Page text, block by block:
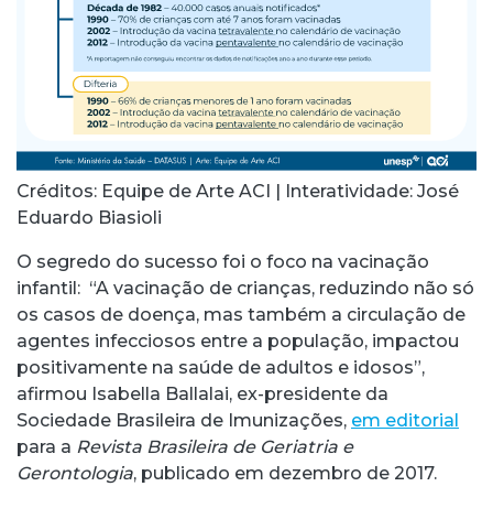
Créditos: Equipe de Arte ACI | Interatividade: José
Eduardo Biasioli
O segredo do sucesso foi o foco na vacinação
infantil: “A vacinação de crianças, reduzindo não só
os casos de doença, mas também a circulação de
agentes infecciosos entre a população, impactou
positivamente na saúde de adultos e idosos”,
afirmou Isabella Ballalai, ex-presidente da
Sociedade Brasileira de Imunizações, em editorial
para a Revista Brasileira de Geriatria e
Gerontologia, publicado em dezembro de 2017.